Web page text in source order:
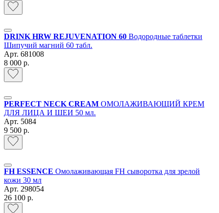
DRINK HRW REJUVENATION 60 Водородные таблетки
Шипучий магний 60 табл.
Арт. 681008
8 000 р.
PERFECT NECK CREAM ОМОЛАЖИВАЮЩИЙ КРЕМ
ДЛЯ ЛИЦА И ШЕИ 50 мл.
Арт. 5084
9 500 р.
FH ESSENCE Омолаживающая FH сыворотка для зрелой
кожи 30 мл
Арт. 298054
26 100 р.